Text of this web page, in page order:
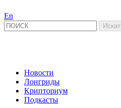
En
Новости
Лонгриды
Крипториум
Подкасты